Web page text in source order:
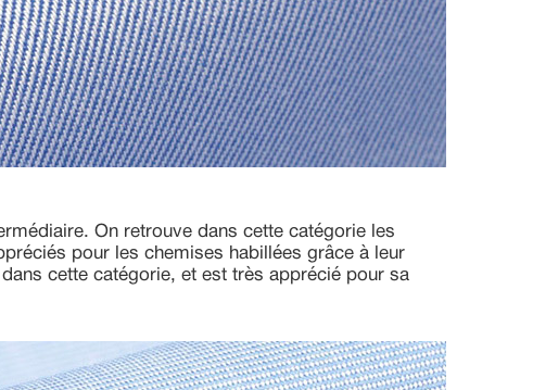
On retrouve dans cette catégorie les
pour les chemises habillées grâce à leur
cette catégorie, et est très apprécié pour sa